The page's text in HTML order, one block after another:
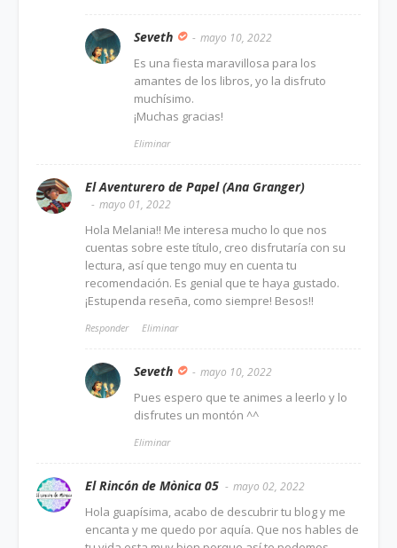
Seveth mayo 10, 2022
Es una fiesta maravillosa para los
amantes de los libros, yo la disfruto
muchísimo.
¡Muchas gracias!
Eliminar
El Aventurero de Papel (Ana Granger)
mayo 01, 2022
Hola Melania!! Me interesa mucho lo que nos
cuentas sobre este título, creo disfrutaría con su
lectura, así que tengo muy en cuenta tu
recomendación. Es genial que te haya gustado.
¡Estupenda reseña, como siempre! Besos!!
Responder Eliminar
Seveth mayo 10, 2022
Pues espero que te animes a leerlo y lo
disfrutes un montón ^^
Eliminar
El Rincón de Mònica 05 mayo 02, 2022
Hola guapísima, acabo de descubrir tu blog y me
encanta y me quedo por aquía. Que nos hables de